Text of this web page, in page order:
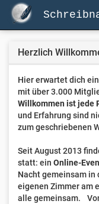
Herzlich
Hier erwartet dich
mit über 3.000
Willkommen ist jede
und Erfahrung sind
zum geschriebenen
Seit August 2013
statt: ein Online-
Nacht gemeinsam in
eigenen Zimmer am
alle gemeinsam.